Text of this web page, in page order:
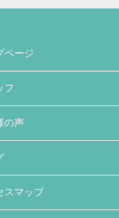
ページ
フ
の声
スマップ